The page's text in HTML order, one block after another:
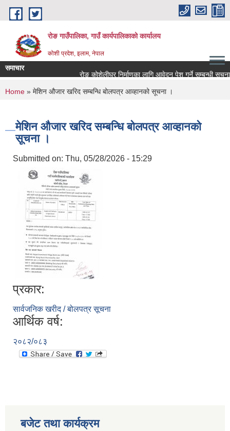
Skip to main content
रोङ गाउँपालिका, गाउँ कार्यपालिकाको कार्यालय
कोशी प्रदेश, इलाम, नेपाल
समाचार
रोङ कोशेलीघर निर्माणका लागि आवेदन पेश गर्ने सम्बन्धी सूचना.
You are here
Home » मेशिन औजार खरिद सम्बन्धि बोलपत्र आव्हानको सूचना ।
मेशिन औजार खरिद सम्बन्धि बोलपत्र आव्हानको
सूचना ।
Submitted on: Thu, 05/28/2026 - 15:29
प्रकार:
सार्वजनिक खरीद / बोलपत्र सूचना
आर्थिक वर्ष:
२०८२/०८३
बजेट तथा कार्यक्रम